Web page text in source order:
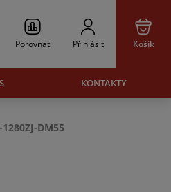
Porovnat Přihlásit Košík
KONTAKTY
1280ZJ-DM55